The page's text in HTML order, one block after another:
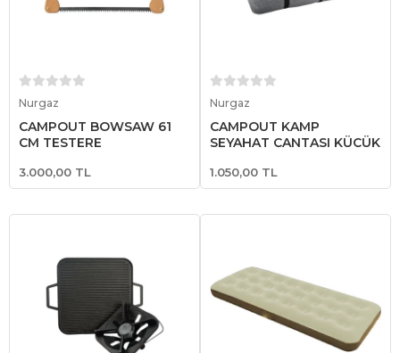
Nurgaz
CAMPOUT BOWSAW 61
CM TESTERE
3.000,00 TL
Nurgaz
CAMPOUT KAMP
SEYAHAT ÇANTASI KÜÇÜK
1.050,00 TL